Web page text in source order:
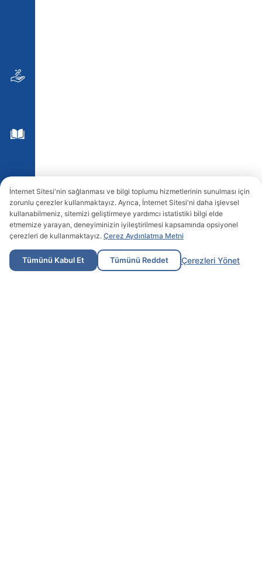
İnternet Sitesi'nin sağlanması ve bilgi toplumu hizmetlerinin sunulması için
zorunlu çerezler kullanmaktayız. Ayrıca, İnternet Sitesi'ni daha işlevsel
kullanabilmeniz, sitemizi geliştirmeye yardımcı istatistiki bilgi elde
etmemize yarayan, deneyiminizin iyileştirilmesi kapsamında opsiyonel
çerezleri de kullanmaktayız. Çerez Aydınlatma Metni
Tümünü Kabul Et Tümünü Reddet Çerezleri Yönet